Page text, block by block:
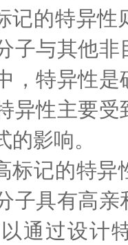
的特异性
子与其他
，特异性
异性主要
影响。
记的特异
子具有高
通过设计